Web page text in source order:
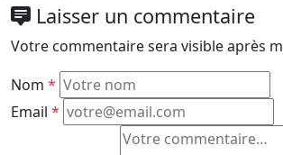
Laisser un commentaire
Votre commentaire sera visible après
Nom *
Email *